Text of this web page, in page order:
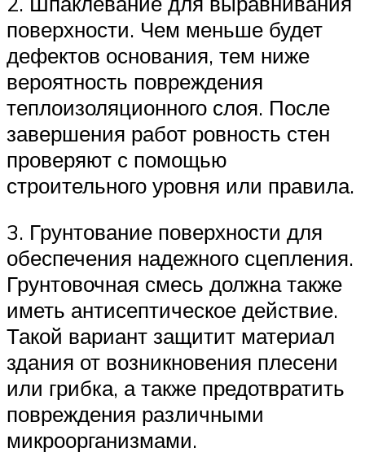
поверхности. Чем меньше будет
дефектов основания, тем ниже
вероятность повреждения
теплоизоляционного слоя. После
завершения работ ровность стен
проверяют с помощью
строительного уровня или правила.
3. Грунтование поверхности для
обеспечения надежного сцепления.
Грунтовочная смесь должна также
иметь антисептическое действие.
Такой вариант защитит материал
здания от возникновения плесени
или грибка, а также предотвратить
повреждения различными
микроорганизмами.